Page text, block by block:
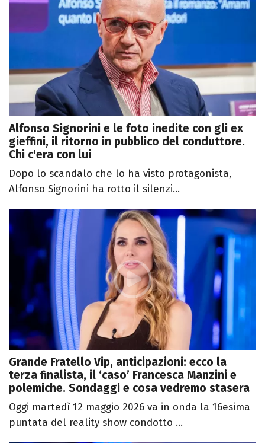
Alfonso Signorini e le foto inedite con gli ex
gieffini, il ritorno in pubblico del conduttore.
Chi c'era con lui
Dopo lo scandalo che lo ha visto protagonista,
Alfonso Signorini ha rotto il silenzi...
Grande Fratello Vip, anticipazioni: ecco la
terza finalista, il ‘caso’ Francesca Manzini e
polemiche. Sondaggi e cosa vedremo stasera
Oggi martedì 12 maggio 2026 va in onda la 16esima
puntata del reality show condotto ...